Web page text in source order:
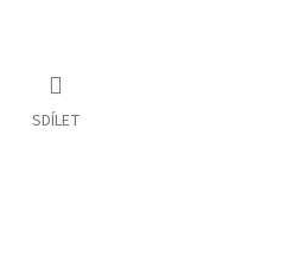
SDÍLET